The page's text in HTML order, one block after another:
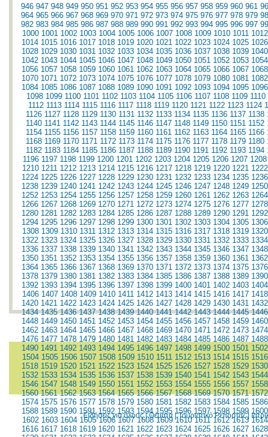
946 947 948 949 950 951 952 953 954 955 956 957 958 959 960 961
964 965 966 967 968 969 970 971 972 973 974 975 976 977 978 979
982 983 984 985 986 987 988 989 990 991 992 993 994 995 996 997
1000 1001 1002 1003 1004 1005 1006 1007 1008 1009 1010 1011 1012
1014 1015 1016 1017 1018 1019 1020 1021 1022 1023 1024 1025 1026
1028 1029 1030 1031 1032 1033 1034 1035 1036 1037 1038 1039 1040
1042 1043 1044 1045 1046 1047 1048 1049 1050 1051 1052 1053 1054
1056 1057 1058 1059 1060 1061 1062 1063 1064 1065 1066 1067 1068
1070 1071 1072 1073 1074 1075 1076 1077 1078 1079 1080 1081 1082
1084 1085 1086 1087 1088 1089 1090 1091 1092 1093 1094 1095 1096
1098 1099 1100 1101 1102 1103 1104 1105 1106 1107 1108 1109 1110
1112 1113 1114 1115 1116 1117 1118 1119 1120 1121 1122 1123 1124
1126 1127 1128 1129 1130 1131 1132 1133 1134 1135 1136 1137 1138
1140 1141 1142 1143 1144 1145 1146 1147 1148 1149 1150 1151 1152
1154 1155 1156 1157 1158 1159 1160 1161 1162 1163 1164 1165 1166
1168 1169 1170 1171 1172 1173 1174 1175 1176 1177 1178 1179 1180
1182 1183 1184 1185 1186 1187 1188 1189 1190 1191 1192 1193 1194
1196 1197 1198 1199 1200 1201 1202 1203 1204 1205 1206 1207 1208
1210 1211 1212 1213 1214 1215 1216 1217 1218 1219 1220 1221 1222
1224 1225 1226 1227 1228 1229 1230 1231 1232 1233 1234 1235 1236
1238 1239 1240 1241 1242 1243 1244 1245 1246 1247 1248 1249 1250
1252 1253 1254 1255 1256 1257 1258 1259 1260 1261 1262 1263 1264
1266 1267 1268 1269 1270 1271 1272 1273 1274 1275 1276 1277 1278
1280 1281 1282 1283 1284 1285 1286 1287 1288 1289 1290 1291 1292
1294 1295 1296 1297 1298 1299 1300 1301 1302 1303 1304 1305 1306
1308 1309 1310 1311 1312 1313 1314 1315 1316 1317 1318 1319 1320
1322 1323 1324 1325 1326 1327 1328 1329 1330 1331 1332 1333 1334
1336 1337 1338 1339 1340 1341 1342 1343 1344 1345 1346 1347 1348
1350 1351 1352 1353 1354 1355 1356 1357 1358 1359 1360 1361 1362
1364 1365 1366 1367 1368 1369 1370 1371 1372 1373 1374 1375 1376
1378 1379 1380 1381 1382 1383 1384 1385 1386 1387 1388 1389 1390
1392 1393 1394 1395 1396 1397 1398 1399 1400 1401 1402 1403 1404
1406 1407 1408 1409 1410 1411 1412 1413 1414 1415 1416 1417 1418
1420 1421 1422 1423 1424 1425 1426 1427 1428 1429 1430 1431 1432
1434 1435 1436 1437 1438 1439 1440 1441 1442 1443 1444 1445 1446
1448 1449 1450 1451 1452 1453 1454 1455 1456 1457 1458 1459 1460
1462 1463 1464 1465 1466 1467 1468 1469 1470 1471 1472 1473 1474
1476 1477 1478 1479 1480 1481 1482 1483 1484 1485 1486 1487 1488
1490 1491 1492 1493 1494 1495 1496 1497 1498 1499 1500 1501 1502
1504 1505 1506 1507 1508 1509 1510 1511 1512 1513 1514 1515 1516
1518 1519 1520 1521 1522 1523 1524 1525 1526 1527 1528 1529 1530
1532 1533 1534 1535 1536 1537 1538 1539 1540 1541 1542 1543 1544
1546 1547 1548 1549 1550 1551 1552 1553 1554 1555 1556 1557 1558
1560 1561 1562 1563 1564 1565 1566 1567 1568 1569 1570 1571 1572
1574 1575 1576 1577 1578 1579 1580 1581 1582 1583 1584 1585 1586
1588 1589 1590 1591 1592 1593 1594 1595 1596 1597 1598 1599 1600
1602 1603 1604 1605 1606 1607 1608 1609 1610 1611 1612 1613 1614
1616 1617 1618 1619 1620 1621 1622 1623 1624 1625 1626 1627 1628
Ειδήσεις για όλους|Θέματα|Τουριστικό Ρεπορτάζ|